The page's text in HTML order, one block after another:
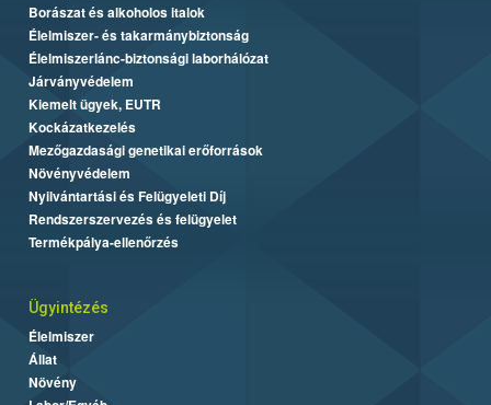
Borászat és alkoholos italok
Élelmiszer- és takarmánybiztonság
Élelmiszerlánc-biztonsági laborhálózat
Járványvédelem
Kiemelt ügyek, EUTR
Kockázatkezelés
Mezőgazdasági genetikai erőforrások
Növényvédelem
Nyilvántartási és Felügyeleti Díj
Rendszerszervezés és felügyelet
Termékpálya-ellenőrzés
Ügyintézés
Élelmiszer
Állat
Növény